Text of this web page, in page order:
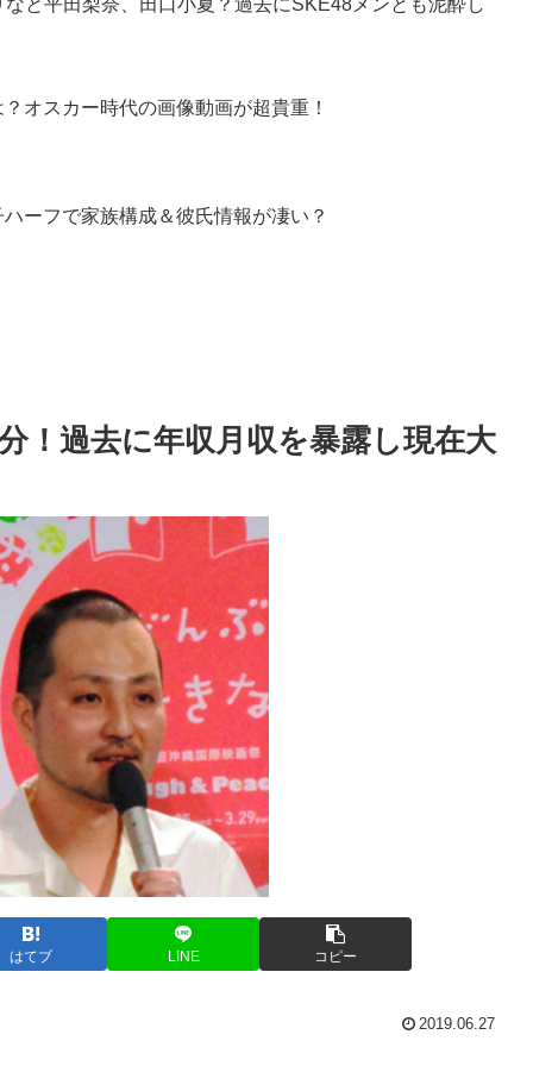
オスカー時代の画像動画が超貴重！
ーフで家族構成＆彼氏情報が凄い？
！過去に年収月収を暴露し現在大
はてブ LINE コピー
2019.06.27